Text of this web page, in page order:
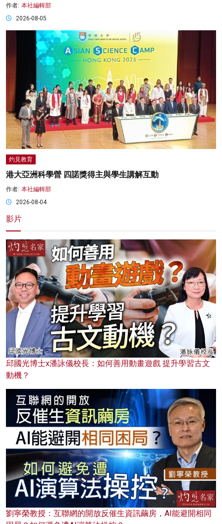
作者: 本社編輯部
2026-08-05
灼見教育
港大亞洲科學營 四諾獎得主與學生講解互動
作者: 本社編輯部
2026-08-04
影片
邱國光博士x潘詠儀校長：如何善用動畫遊戲 提升學習古文
動機？
劉寧榮教授：互聯網的開放反催生資訊繭房，AI能避開相同